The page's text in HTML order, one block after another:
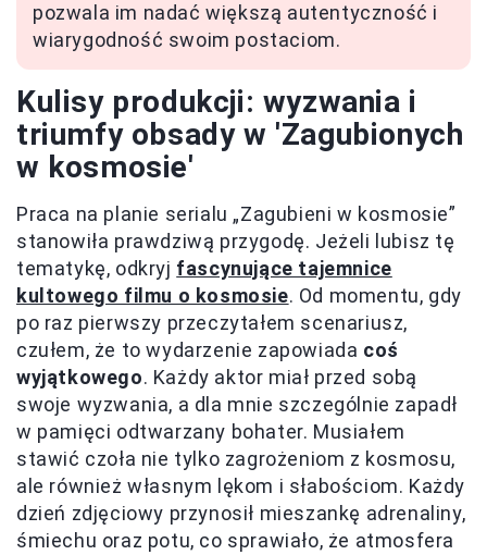
pozwala im nadać większą autentyczność i
wiarygodność swoim postaciom.
Kulisy produkcji: wyzwania i
triumfy obsady w 'Zagubionych
w kosmosie'
Praca na planie serialu „Zagubieni w kosmosie”
stanowiła prawdziwą przygodę. Jeżeli lubisz tę
tematykę, odkryj fascynujące tajemnice
kultowego filmu o kosmosie. Od momentu, gdy
po raz pierwszy przeczytałem scenariusz,
czułem, że to wydarzenie zapowiada coś
wyjątkowego. Każdy aktor miał przed sobą
swoje wyzwania, a dla mnie szczególnie zapadł
w pamięci odtwarzany bohater. Musiałem
stawić czoła nie tylko zagrożeniom z kosmosu,
ale również własnym lękom i słabościom. Każdy
dzień zdjęciowy przynosił mieszankę adrenaliny,
śmiechu oraz potu, co sprawiało, że atmosfera